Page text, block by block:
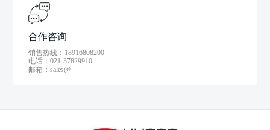
合作咨询
销售热线：18916808200
电话：021-37829910
邮箱：sales@